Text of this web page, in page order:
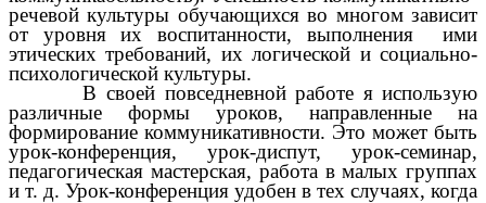
речевой культуры обучающихся во многом зависит
от уровня их воспитанности, выполнения ими
этических требований, их логической и социально-
психологической культуры.
В своей повседневной работе я использую
различные формы уроков, направленные на
формирование коммуникативности. Это может быть
урок-конференция, урок-диспут, урок-семинар,
педагогическая мастерская, работа в малых группах
и т. д. Урок-конференция удобен в тех случаях, когда